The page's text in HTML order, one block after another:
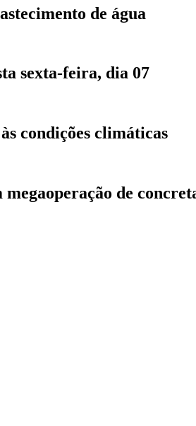
de água
sexta-feira, dia 07
condições climáticas
de